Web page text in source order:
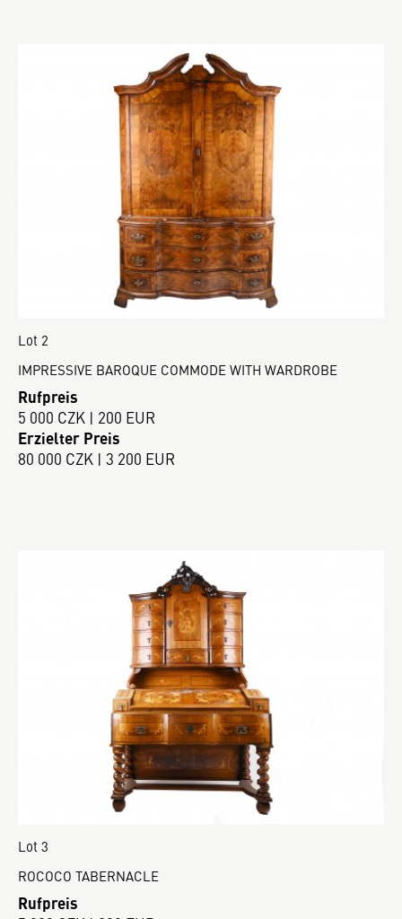
Lot 2
IMPRESSIVE BAROQUE COMMODE WITH WARDROBE
Rufpreis
5 000 CZK | 200 EUR
Erzielter Preis
80 000 CZK | 3 200 EUR
Lot 3
ROCOCO TABERNACLE
Rufpreis